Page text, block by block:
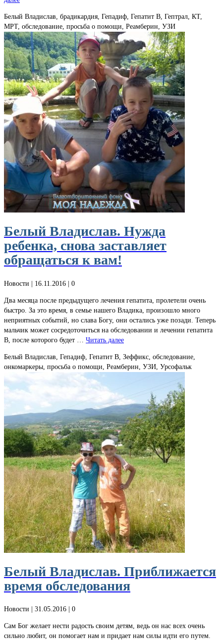
Белый Владислав, брадикардия, Гепадиф, Гепатит В, Гептрал, КТ,
МРТ, обследование, просьба о помощи, Реамберин, УЗИ
Белый Владислав. Нужда
ребенка, снова заставляет
обращаться к вам!
Новости | 16.11.2016 | 0
Два месяца после предыдущего лечения гепатита, пролетели очень
быстро. За это время, в семье нашего Владика, произошло много
неприятных событий, но слава Богу, они остались уже позади. Теперь
мальчик может сосредоточиться на обследовании и лечении гепатита
В, после которого будет … Читать далее
Белый Владислав, Гепадиф, Гепатит В, Зеффикс, обследование,
онкомаркеры, просьба о помощи, Реамберин, УЗИ, Урсофальк
Белый Владислав. Приближается
время обследования
Новости | 31.05.2016 | 0
Сам Бог желает нести радость своим детям, ведь он нас всех очень
сильно любит, он помогает нам и придает нам силы идти его путем.